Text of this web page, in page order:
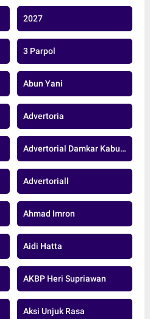
2027
3 Parpol
Abun Yani
Advertoria
Advertorial Damkar Kabupaten Muaro Jambi
Advertoriall
Ahmad Imron
Aidi Hatta
AKBP Heri Supriawan
Aksi Unjuk Rasa